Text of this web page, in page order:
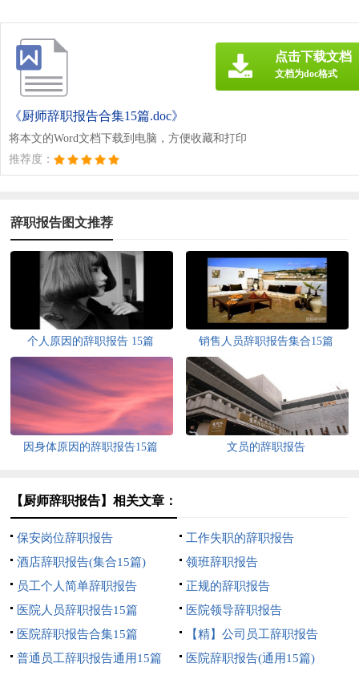
《厨师辞职报告合集15篇.doc》
将本文的Word文档下载到电脑，方便收藏和打印
推荐度：
点击下载文档
文档为doc格式
辞职报告图文推荐
个人原因的辞职报告 15篇 销售人员辞职报告集合15篇
因身体原因的辞职报告15篇 文员的辞职报告
【厨师辞职报告】相关文章：
保安岗位辞职报告
工作失职的辞职报告
酒店辞职报告(集合15篇)
领班辞职报告
员工个人简单辞职报告
正规的辞职报告
医院人员辞职报告15篇
医院领导辞职报告
医院辞职报告合集15篇
【精】公司员工辞职报告
普通员工辞职报告通用15篇
医院辞职报告(通用15篇)